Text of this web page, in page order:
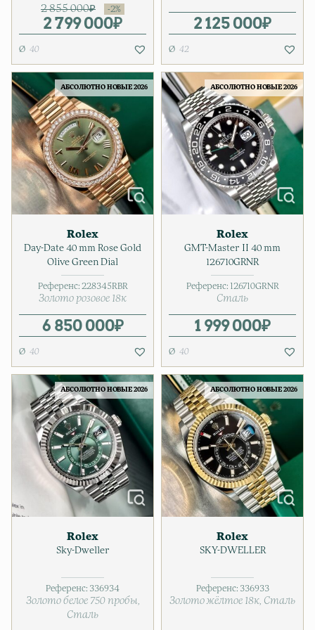
2 855 000₽
Первоначальная цена
2 799 000₽
Текущая цена: 2 799 000₽.
40
2 125 000₽
42
АБСОЛЮТНО НОВЫЕ 2026
Rolex
Day-Date 40 mm Rose Gold
Olive Green Dial
Референс: 228345RBR
Золото розовое 18к
6 850 000₽
40
АБСОЛЮТНО НОВЫЕ 2026
Rolex
GMT-Master II 40 mm
126710GRNR
Референс: 126710GRNR
Сталь
1 999 000₽
40
АБСОЛЮТНО НОВЫЕ 2026
Rolex
Sky-Dweller
Референс: 336934
Золото белое 750 пробы
Сталь
АБСОЛЮТНО НОВЫЕ 2026
Rolex
SKY-DWELLER
Референс: 336933
Золото жёлтое 18к Сталь